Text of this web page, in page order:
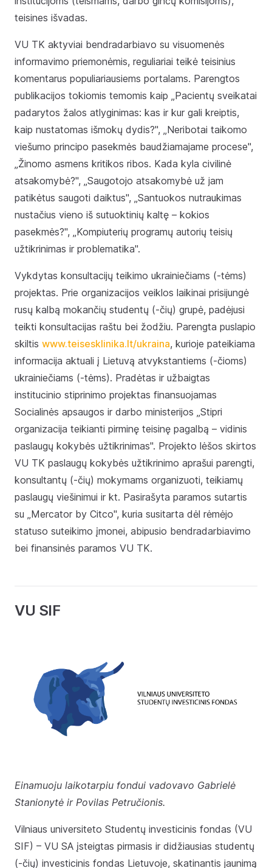
teisines išvadas.
VU TK aktyviai bendradarbiavo su visuomenės
informavimo priemonėmis, reguliariai teikė teisinius
komentarus populiariausiems portalams. Parengtos
publikacijos tokiomis temomis kaip „Pacientų sveikatai
padarytos žalos atlyginimas: kas ir kur gali kreiptis,
kaip nustatomas išmokų dydis?", „Neribotai taikomo
viešumo principo pasekmės baudžiamajame procese",
„Žinomo asmens kritikos ribos. Kada kyla civilinė
atsakomybė?", „Saugotojo atsakomybė už jam
patikėtus saugoti daiktus", „Santuokos nutraukimas
nustačius vieno iš sutuoktinių kaltę – kokios
pasekmės?", „Kompiuterių programų autorių teisių
užtikrinimas ir problematika".
Vykdytas konsultacijų teikimo ukrainiečiams (-tėms)
projektas. Prie organizacijos veiklos laikinai prisijungė
rusų kalbą mokančių studentų (-čių) grupė, padėjusi
teikti konsultacijas raštu bei žodžiu. Parengta puslapio
skiltis www.teisesklinika.lt/ukraina, kurioje pateikiama
informacija aktuali į Lietuvą atvykstantiems (-čioms)
ukrainiečiams (-tėms). Pradėtas ir užbaigtas
institucinio stiprinimo projektas finansuojamas
Socialinės apsaugos ir darbo ministerijos „Stipri
organizacija teikianti pirminę teisinę pagalbą – vidinis
paslaugų kokybės užtikrinimas". Projekto lėšos skirtos
VU TK paslaugų kokybės užtikrinimo aprašui parengti,
konsultantų (-čių) mokymams organizuoti, teikiamų
paslaugų viešinimui ir kt. Pasirašyta paramos sutartis
su „Mercator by Citco", kuria susitarta dėl rėmėjo
statuso suteikimo įmonei, abipusio bendradarbiavimo
bei finansinės paramos VU TK.
VU SIF
Einamuoju laikotarpiu fondui vadovavo Gabrielė
Stanionytė ir Povilas Petručionis.
Vilniaus universiteto Studentų investicinis fondas (VU
SIF) – VU SA įsteigtas pirmasis ir didžiausias studentų
(-čių) investicinis fondas Lietuvoje, skatinantis jaunimą